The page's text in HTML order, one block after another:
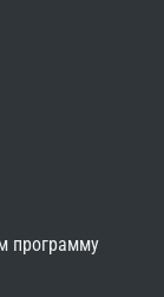
программу